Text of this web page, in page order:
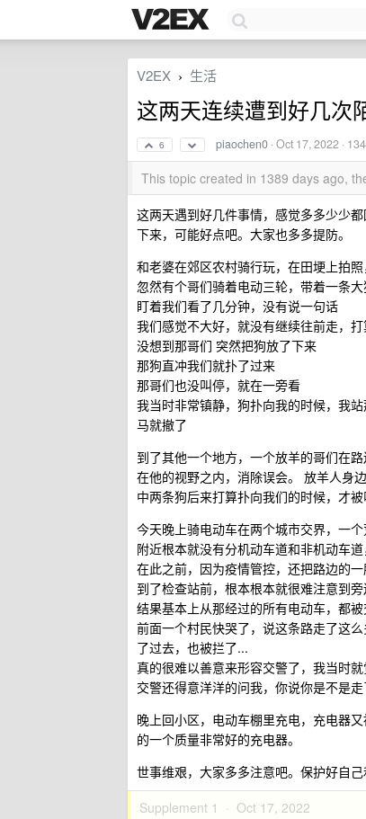
V2EX › 生活
这两天连续遭到好几次
6 piaochen0 ·Oct 17, 2022 ·
This topic created in 1389 days ago,
这两天遇到好几件事情，感觉多多少少
下来，可能好点吧。大家也多多提防。
和老婆在郊区农村骑行玩，在田埂上拍照
忽然有个哥们骑着电动三轮，带着一条大
盯着我们看了几分钟，没有说一句话
我们感觉不大好，就没有继续往前走，打
没想到那哥们 突然把狗放了下来
那狗直冲我们就扑了过来
那哥们也没叫停，就在一旁看
我当时非常镇静，狗扑向我的时候，我
马就撤了
到了其他一个地方，一个放羊的哥们在
在他的视野之内，消除误会。 放羊人身
中两条狗后来打算扑向我们的时候，才被
今天晚上骑电动车在两个城市交界，一
附近根本就没有分机动车道和非机动车
在此之前，因为疫情管控，还把路边的
到了检查站前，根本根本就很难注意到旁
结果基本上从那经过的所有电动车，都
前面一个村民快哭了，说这条路走了这
了过去，也被拦了...
真的很难以善意来形容交警了，我当时就
交警还得意洋洋的问我，你说你是不是
晚上回小区，电动车棚里充电，充电器
的一个质量非常好的充电器。
世事维艰，大家多多注意吧。保护好自己
Supplement 1 · Oct 17, 2022